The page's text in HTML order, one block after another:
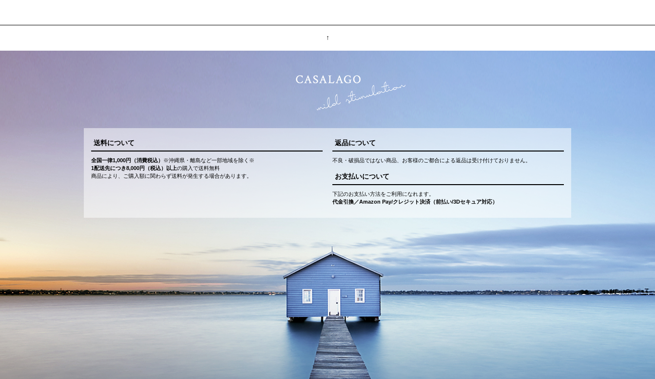
↑
送料について
全国一律1,000円（消費税込） ※沖縄県・離島など一部地域を除く※
1配送先につき8,000円（税込）以上の購入で送料無料
商品により、ご購入額に関わらず送料が発生する場合があります。
返品について
不良・破損品ではない商品、お客様のご都合による返品は受け付けておりません。
お支払いについて
下記のお支払い方法をご利用になれます。
代金引換／Amazon Pay/クレジット決済（前払い/3Dセキュア対応）